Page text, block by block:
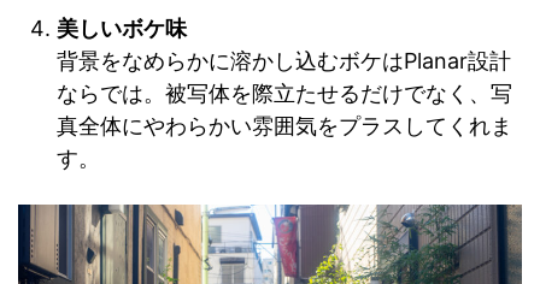
美しいボケ味
背景をなめらかに溶かし込むボケはPlanar設計
ならでは。被写体を際立たせるだけでなく、写
真全体にやわらかい雰囲気をプラスしてくれま
す。